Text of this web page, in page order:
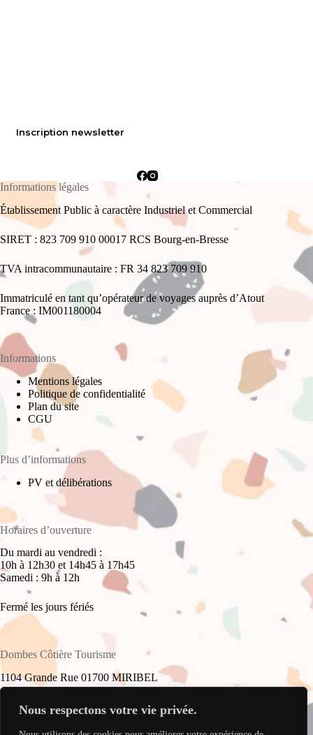
Nous respectons votre vie privée.
Inscription newsletter
Informations légales
Établissement Public à caractère Industriel et Commercial
SIRET : 823 709 910 00017 RCS Bourg-en-Bresse
TVA intracommunautaire : FR 34 823 709 910
Immatriculé en tant qu’opérateur de voyages auprès d’Atout
France : IM001180004
Informations
Mentions légales
Politique de confidentialité
Plan du site
CGU
Plus d’informations
PV et délibérations
Horaires d’ouverture
Du mardi au vendredi :
10h à 12h30 et 14h45 à 17h45
Samedi : 9h à 12h
Fermé les jours fériés
Dombes Côtière Tourisme
1104 Grande Rue 01700 MIRIBEL
+33(0)4 78 55 61 16